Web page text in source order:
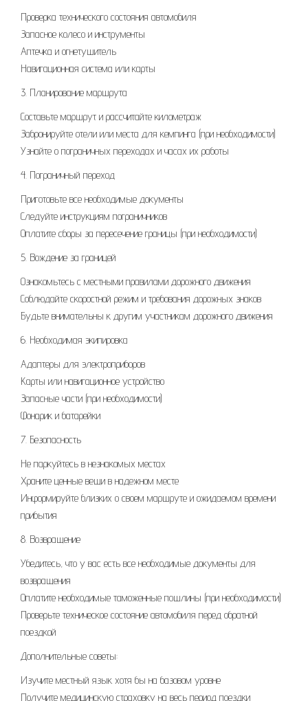
Проверка технического состояния автомобиля
Запасное колесо и инструменты
Аптечка и огнетушитель
Навигационная система или карты
3. Планирование маршрута
Составьте маршрут и рассчитайте километраж
Забронируйте отели или места для кемпинга (при необходимости)
Узнайте о пограничных переходах и часах их работы
4. Пограничный переход
Приготовьте все необходимые документы
Следуйте инструкциям пограничников
Оплатите сборы за пересечение границы (при необходимости)
5. Вождение за границей
Ознакомьтесь с местными правилами дорожного движения
Соблюдайте скоростной режим и требования дорожных знаков
Будьте внимательны к другим участникам дорожного движения
6. Необходимая экипировка
Адаптеры для электроприборов
Карты или навигационное устройство
Запасные части (при необходимости)
Фонарик и батарейки
7. Безопасность
Не паркуйтесь в незнакомых местах
Храните ценные вещи в надежном месте
Информируйте близких о своем маршруте и ожидаемом времени
прибытия
8. Возвращение
Убедитесь, что у вас есть все необходимые документы для
возвращения
Оплатите необходимые таможенные пошлины (при необходимости)
Проверьте техническое состояние автомобиля перед обратной
поездкой
Дополнительные советы:
Изучите местный язык хотя бы на базовом уровне
Получите медицинскую страховку на весь период поездки